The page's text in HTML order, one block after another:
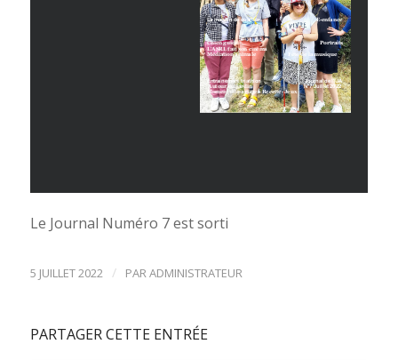
Le Journal Numéro 7 est sorti
5 JUILLET 2022 / PARADMINISTRATEUR
PARTAGER CETTE ENTRÉE